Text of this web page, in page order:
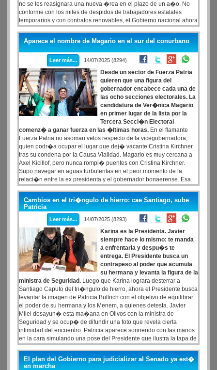
no se les reasignara una nueva �rea en el plazo de un a�o. No
conforme con los miles de despidos de trabajadores estatales
temporarios y con contratos renovables, el Gobierno nacional ahora
va por los de planta permanente. Encontr� un recoveco para
avanzar con su reforma laboral y modific� de un plumazo la
legislaci�n que proteg�a a los trabajadores en situaci�n de
disponibilidad.
Aparece el nombre de Magario en el sur del conurbano
Leer más... 14/07/2025 (8294)
Desde un sector de Fuerza Patria
quieren que una figura del
gobernador encabece cada una de
las ocho secciones electorales. La
candidatura de Ver�nica Magario
en primer lugar de la lista por la
Tercera Secci�n Electoral
comenz� a ganar fuerza en las �ltimas horas. En el flamante
Fuerza Patria no asoman vetos respecto de la vicegobernadora,
quien podr�a ocupar el lugar que dej� vacante Cristina Kirchner
tras su condena por la Causa Vialidad. Magario es muy cercana a
Axel Kicillof, pero nunca rompi� puentes con Cristina Kirchner.
Supo navegar en aguas turbulentas en el peor momento de la
relaci�n entre la ex presidenta y el gobernador bonaerense. Esa
b�squeda de di�logo y consenso hoy es un activo para
encabezar la lista. Su candidatura pondr�a en un impasse la
disputada entre La C�mpora y Fernando Espinosa por el control
de La Matanza toda vez que la campa�a de Fuerza Patria en el sur
del conurbano tendr�a como epicentro el distrito con mayor
cantidad de electores del pa�s.
Cambios en el tri�ngulo de hierro: cae Santiago, sube
Patricia
Leer más... 14/07/2025 (8293)
Karina es la Presidenta. Javier
siempre hace lo mismo: te manda
a enfrentarla y despu�s te
entrega. El Presidente busca un
contrapeso al poder que acumula
su hermana y levanta la figura de la
ministra de Seguridad. Luego que Karina lograra desterrar a
Santiago Caputo del tri�ngulo de hierro, ahora el Presidente busca
levantar la imagen de Patricia Bullrich con el objetivo de equilibrar
el poder de su hermana y los Menem, a quienes detesta. Javier
Milei desayun� esta ma�ana en Olivos con la ministra de
Seguridad y se ocup� de difundir una foto que revela cierta
intimidad del encuentro. Patricia aparece sonriendo con las manos
en la cara simulando una pose del Presidente que ilustra la tapa de
la revista Forbes que cuelga a su espalda. La foto parece sacada
por el propio Milei.
El plan del Gobierno para judicializar al Senado ya est�
en marcha